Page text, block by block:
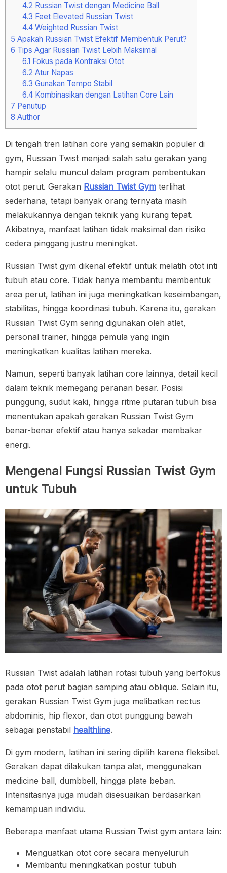
4.2 Russian Twist dengan Medicine Ball
4.3 Feet Elevated Russian Twist
4.4Weighted Russian Twist
5 Apakah Russian Twist Efektif Membentuk Perut?
6 Tips Agar Russian Twist Lebih Maksimal
6.1 Fokus pada Kontraksi Otot
6.2 Atur Napas
6.3 Gunakan Tempo Stabil
6.4Kombinasikan dengan Latihan Core Lain
7 Penutup
8 Author
Di tengah tren latihan core yang semakin populer di
gym, Russian Twist menjadi salah satu gerakan yang
hampir selalu muncul dalam program pembentukan
otot perut. Gerakan Russian Twist Gym terlihat
sederhana, tetapi banyak orang ternyata masih
melakukannya dengan teknik yang kurang tepat.
Akibatnya, manfaat latihan tidak maksimal dan risiko
cedera pinggang justru meningkat.
Russian Twist gym dikenal efektif untuk melatih otot inti
tubuh atau core. Tidak hanya membantu membentuk
area perut, latihan ini juga meningkatkan keseimbangan,
stabilitas, hingga koordinasi tubuh. Karena itu, gerakan
Russian Twist Gym sering digunakan oleh atlet,
personal trainer, hingga pemula yang ingin
meningkatkan kualitas latihan mereka.
Namun, seperti banyak latihan core lainnya, detail kecil
dalam teknik memegang peranan besar. Posisi
punggung, sudut kaki, hingga ritme putaran tubuh bisa
menentukan apakah gerakan Russian Twist Gym
benar-benar efektif atau hanya sekadar membakar
energi.
Mengenal Fungsi Russian Twist Gym
untuk Tubuh
Russian Twist adalah latihan rotasi tubuh yang berfokus
pada otot perut bagian samping atau oblique. Selain itu,
gerakan Russian Twist Gym juga melibatkan rectus
abdominis, hip flexor, dan otot punggung bawah
sebagai penstabil healthline.
Di gym modern, latihan ini sering dipilih karena fleksibel.
Gerakan dapat dilakukan tanpa alat, menggunakan
medicine ball, dumbbell, hingga plate beban.
Intensitasnya juga mudah disesuaikan berdasarkan
kemampuan individu.
Beberapa manfaat utama Russian Twist gym antara lain:
Menguatkan otot core secara menyeluruh
Membantu meningkatkan postur tubuh